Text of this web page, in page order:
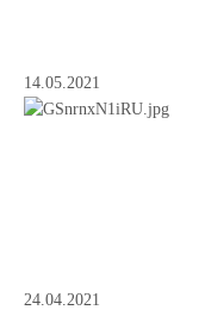
14.05.2021
24.04.2021